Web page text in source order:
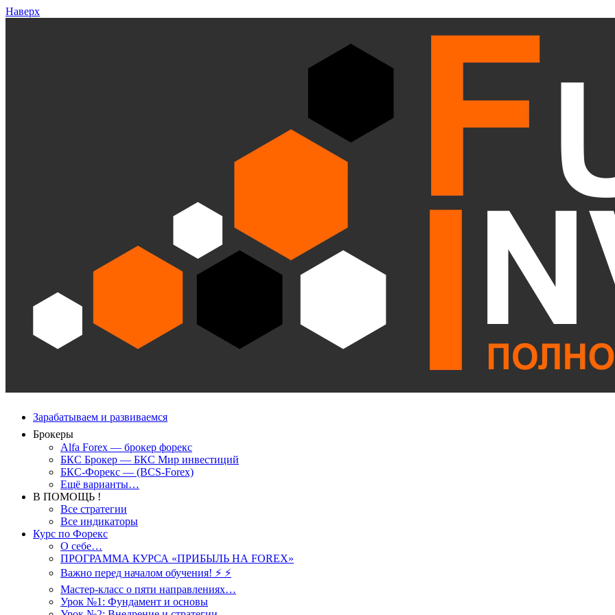
Наверх
Зарабатываем и развиваемся
Брокеры
Alfa Forex — брокер форекс
БКС Брокер — БКС Мир инвестиций
БКС-Форекс — (BCS-Forex)
Ещё варианты…
В ПОМОЩЬ !
Все стратегии
Все индикаторы
Курс по Форекс
О себе…
ПРОГРАММА КУРСА «ПРИБЫЛЬ НА FOREX»
Важно перед началом обучения! ⚡ ⚡
Мастер-класс о пяти направлениях…
Урок №1: Фундамент и основы